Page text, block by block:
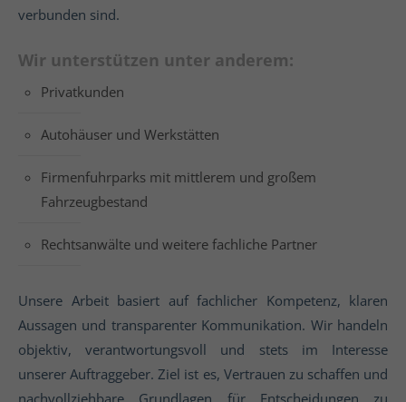
verbunden sind.
Wir unterstützen unter anderem:
Privatkunden
Autohäuser und Werkstätten
Firmenfuhrparks mit mittlerem und großem
Fahrzeugbestand
Rechtsanwälte und weitere fachliche Partner
Unsere Arbeit basiert auf fachlicher Kompetenz, klaren
Aussagen und transparenter Kommunikation. Wir handeln
objektiv, verantwortungsvoll und stets im Interesse
unserer Auftraggeber. Ziel ist es, Vertrauen zu schaffen und
nachvollziehbare Grundlagen für Entscheidungen zu